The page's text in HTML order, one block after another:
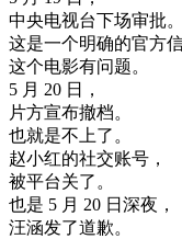
中央电视台下场审批。
这是一个明确的官方
这个电影有问题。
5 月 20 日
，
片方宣布撤档。
也就是不上了。
赵小红的社交账号 ，
被平台关了。
也是 5 月 20 日 深夜 ，
汪涵发了道歉。